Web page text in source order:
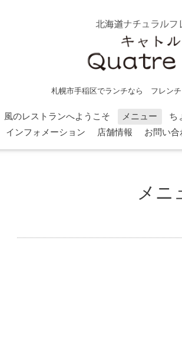
札幌市手稲区でランチなら フレン
風のレストランへようこそ メニュー ち
インフォメーション
店舗情報 お問い合
メニ